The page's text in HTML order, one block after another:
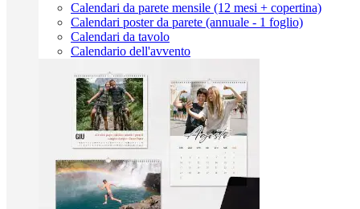
Calendari da parete mensile (12 mesi + copertina)
Calendari poster da parete (annuale - 1 foglio)
Calendari da tavolo
Calendario dell'avvento